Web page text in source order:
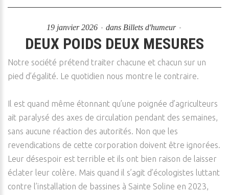
19 janvier 2026 dans Billets d'humeur
DEUX POIDS DEUX MESURES
Notre société prétend traiter chacune et chacun sur un
pied d’égalité. Le quotidien nous montre le contraire.
Il est quand même étonnant qu’une poignée d’agriculteurs
ait paralysé des axes de circulation pendant des semaines,
sans aucune réaction des autorités. Non que les
revendications de cette corporation doivent être ignorées.
Leur désespoir est terrible et ils ont bien raison de laisser
éclater leur colère. Mais quand il s’agit d’écologistes luttant
contre l’installation de bassines à Sainte Soline en 2023,